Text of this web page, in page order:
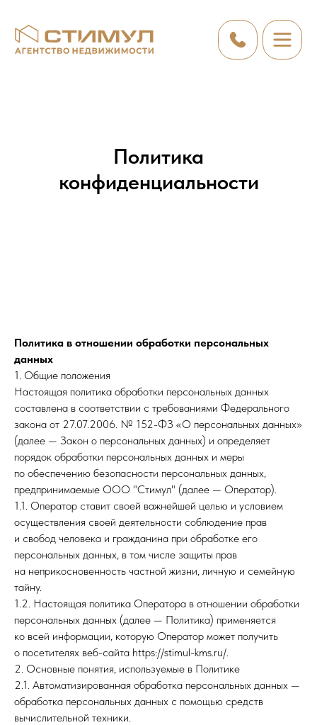
Политика
конфиденциальности
Политика в отношении обработки персональных
данных
1. Общие положения
Настоящая политика обработки персональных данных
составлена в соответствии с требованиями Федерального
закона от 27.07.2006. № 152-ФЗ «О персональных данных»
(далее — Закон о персональных данных) и определяет
порядок обработки персональных данных и меры
по обеспечению безопасности персональных данных,
предпринимаемые ООО "Стимул" (далее — Оператор).
1.1. Оператор ставит своей важнейшей целью и условием
осуществления своей деятельности соблюдение прав
и свобод человека и гражданина при обработке его
персональных данных, в том числе защиты прав
на неприкосновенность частной жизни, личную и семейную
тайну.
1.2. Настоящая политика Оператора в отношении обработки
персональных данных (далее — Политика) применяется
ко всей информации, которую Оператор может получить
о посетителях веб-сайта https://stimul-kms.ru/.
2. Основные понятия, используемые в Политике
2.1. Автоматизированная обработка персональных данных —
обработка персональных данных с помощью средств
вычислительной техники.